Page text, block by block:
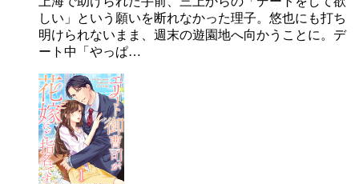
しい」という願いを断れなかった理子。悠也にも打ち
明けられないまま、週末の遊園地へ向かうことに。デ
ート中「やっぱ…